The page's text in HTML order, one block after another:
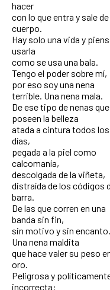
hacer
con lo que entra y sale
cuerpo.
Hay solo una vida y
usarla
como se usa una bala.
Tengo el poder sobre mí,
por eso soy una nena
terrible. Una nena mala.
De ese tipo de nenas que
poseen la belleza
atada a cintura todos los
días,
pegada a la piel como
calcomanía,
descolgada de la viñeta,
distraída de los códigos
barra.
De las que corren en una
banda sin fin,
sin motivo y sin encanto.
Una nena maldita
que hace valer su peso
oro.
Peligrosa y
incorrecta: